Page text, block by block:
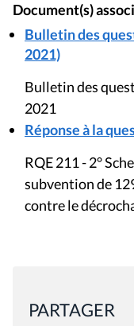
Document(s)
Bulletin des
2021)
Bulletin des
2021
Réponse à la
RQE 211 - 2°
subvention de
contre le
PARTAGER